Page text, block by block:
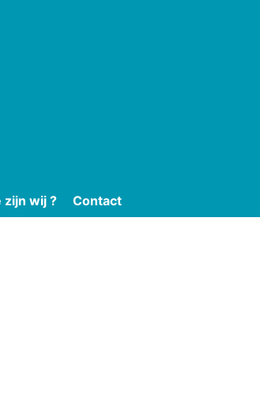
zijn wij ? Contact